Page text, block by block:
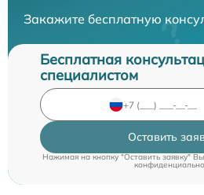
Закажите бесплатную
Бесплатная
специалистом
Оставить
Нажимая на кнопку "Оставить заявку"